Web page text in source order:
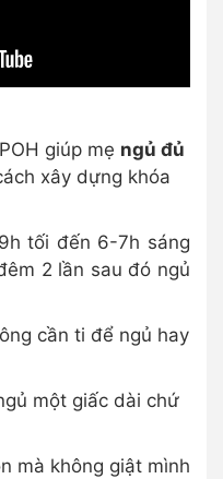
giúp mẹ ngủ đủ
xây dựng khóa
tối đến 6-7h sáng
2 lần sau đó ngủ
cần ti để ngủ hay
một giấc dài chứ
mà không giật mình